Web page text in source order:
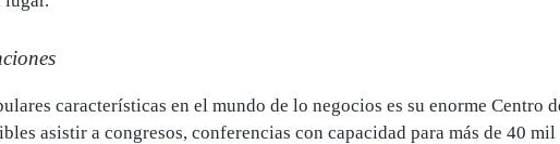
características en el mundo de lo negocios es su enorme Centro
asistir a congresos, conferencias con capacidad para más de 40